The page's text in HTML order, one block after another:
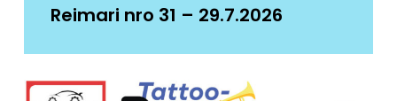
Reimari nro 31 – 29.7.2026